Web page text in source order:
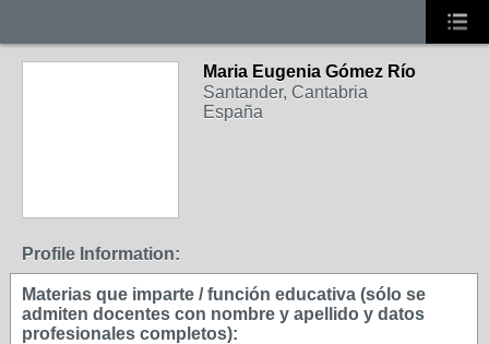
Maria Eugenia Gómez Río
Santander, Cantabria
España
Profile Information:
Materias que imparte / función educativa (sólo se
admiten docentes con nombre y apellido y datos
profesionales completos):